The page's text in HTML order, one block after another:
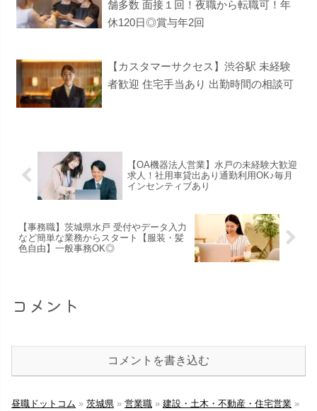
舗多数 面接１回！夜職から転職可！年
休120日◎賞与年2回
【カスタマーサクセス】渋谷駅 未経験
者歓迎 住宅手当あり 出勤時間の相談可
【OA機器法人営業】水戸の未経験大歓迎
求人！社用車貸出あり通勤利用OK♪毎月
インセンティブあり
【事務職】茨城県水戸 受付やデータ入力
など簡単な業務からスタート【服装・髪
色自由】一般事務OK◎
コメント
コメントを書き込む
昼職ドットコム » 茨城県 » 営業職 » 建設・土木・不動産・住宅営業 »